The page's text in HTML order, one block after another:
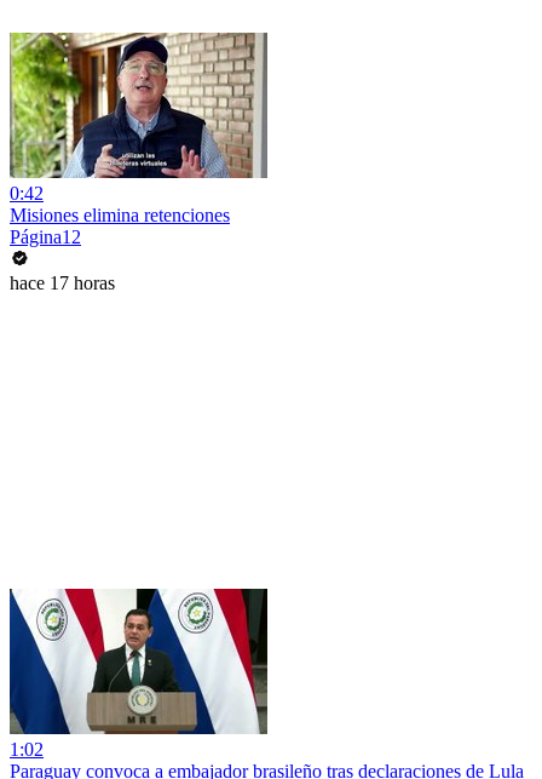
0:42
Misiones elimina retenciones
Página12
hace 17 horas
1:02
Paraguay convoca a embajador brasileño tras declaraciones de Lula